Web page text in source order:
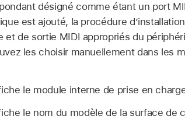
désigné comme étant un port
est ajouté, la procédure
et de sortie MIDI appropriés du
les choisir manuellement dans les
le module interne de prise en
le nom du modèle de la surface de